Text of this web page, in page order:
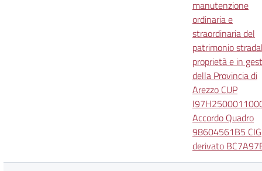
manutenzione
ordinaria e
straordinaria del
patrimonio
proprietà e in
della Provincia di
Arezzo CUP
Accordo Quadro
98604561B5 CIG
derivato